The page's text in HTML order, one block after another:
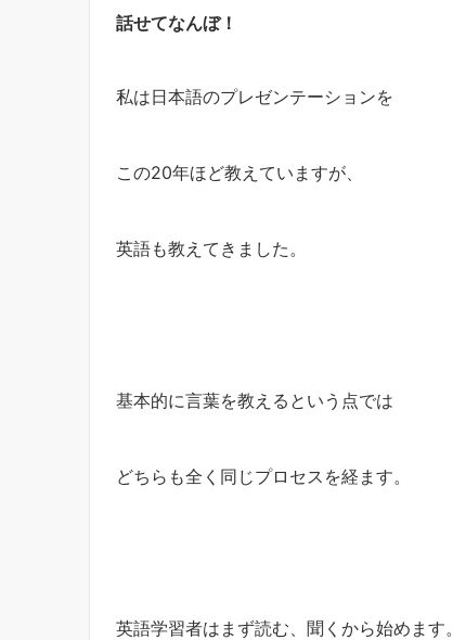
話せてなんぼ！
私は日本語のプレゼンテーションを
この20年ほど教えていますが、
英語も教えてきました。
基本的に言葉を教えるという点では
どちらも全く同じプロセスを経ます。
英語学習者はまず読む、聞くから始めます。